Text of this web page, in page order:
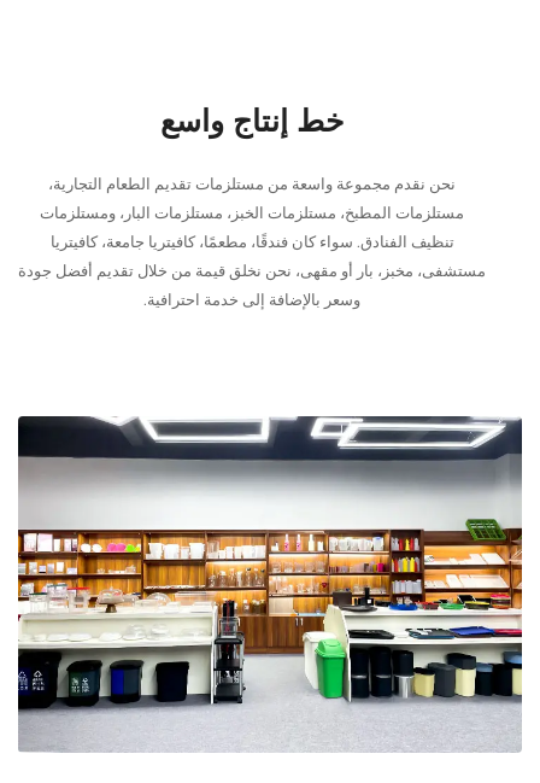
خط إنتاج واسع
نقدم مجموعة واسعة من مستلزمات تقديم الطعام التجارية،
المطبخ، مستلزمات الخبز، مستلزمات البار، ومستلزمات
الفنادق. سواء كان فندقًا، مطعمًا، كافيتريا جامعة، كافيتريا
مخبز، بار أو مقهى، نحن نخلق قيمة من خلال تقديم أفضل جودة
وسعر بالإضافة إلى خدمة احترافية.